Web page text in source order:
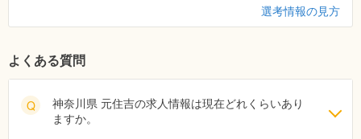
選考情報の見方
よくある質問
Q
神奈川県 元住吉の求人情報は現在どれくらいあり
ますか。